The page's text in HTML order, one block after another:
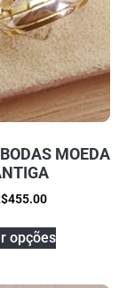
MOEDA
455.00
opções